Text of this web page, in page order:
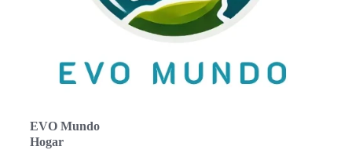
EVO Mundo
Hogar